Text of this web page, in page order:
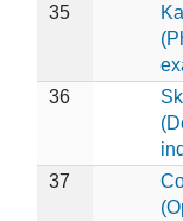
35
36
37